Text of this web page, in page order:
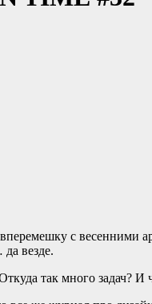
с весенними
везде.
так много задач?